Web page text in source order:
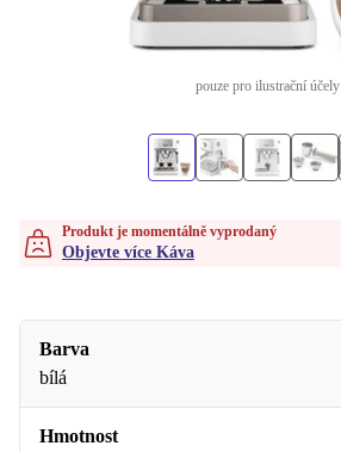
pouze pro ilustrační účely
Produkt je momentálně vyprodaný
Objevte více Káva
Barva
bílá
Hmotnost